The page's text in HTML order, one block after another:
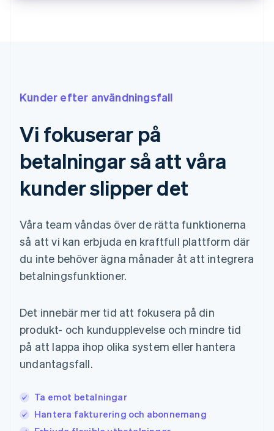
Kunder efter användningsfall
Vi fokuserar på
betalningar så att våra
kunder slipper det
Våra team våndas över de rätta funktionerna
så att vi kan erbjuda en kraftfull plattform där
du inte behöver ägna månader åt att integrera
betalningsfunktioner.
Det innebär mer tid att fokusera på din
produkt- och kundupplevelse och mindre tid
på att lappa ihop olika system eller hantera
undantagsfall.
Ta emot betalningar
Hantera fakturering och abonnemang